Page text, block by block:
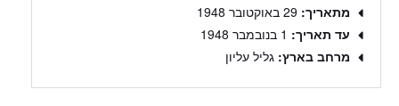
מתאריך: 29 באוקטובר 1948
עד תאריך: 1 בנובמבר 1948
מרחב בארץ: גליל עליון